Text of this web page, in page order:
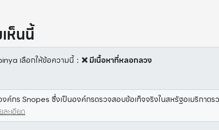
ห็นนี้
เลือกให้ข้อความนี้： ❌ มีเนื้อหาที่หลอกลวง
งค์กร Snopes ซึ่งเป็นองค์กรตรวจสอบข้อเท็จจริงในสหรัฐอเมริกา
ละเอียด